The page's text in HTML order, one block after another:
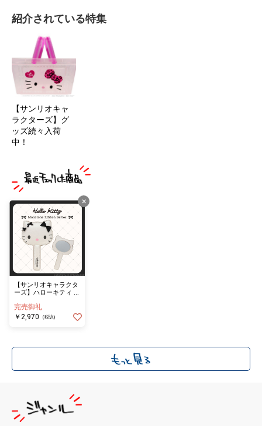
紹介されている特集
【サンリオキャ
ラクターズ】グ
ッズ続々入荷
中！
×
【サンリオキャラクタ
ーズ】ハローキティ モ
ズ ＜ ハンドミラー ＞
完売御礼
￥2,970
(税込)